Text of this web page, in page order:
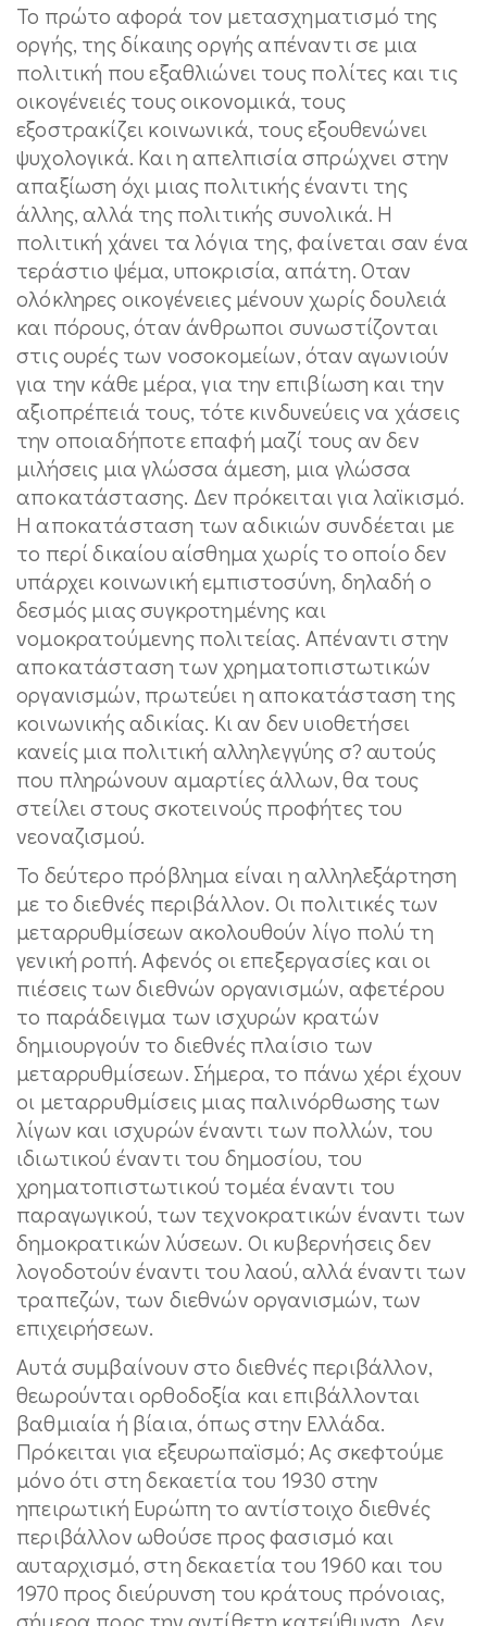
Το πρώτο αφορά τον μετασχηματισμό της
οργής, της δίκαιης οργής απέναντι σε μια
πολιτική που εξαθλιώνει τους πολίτες και τις
οικογένειές τους οικονομικά, τους
εξοστρακίζει κοινωνικά, τους εξουθενώνει
ψυχολογικά. Και η απελπισία σπρώχνει στην
απαξίωση όχι μιας πολιτικής έναντι της
άλλης, αλλά της πολιτικής συνολικά. Η
πολιτική χάνει τα λόγια της, φαίνεται σαν ένα
τεράστιο ψέμα, υποκρισία, απάτη. Οταν
ολόκληρες οικογένειες μένουν χωρίς δουλειά
και πόρους, όταν άνθρωποι συνωστίζονται
στις ουρές των νοσοκομείων, όταν αγωνιούν
για την κάθε μέρα, για την επιβίωση και την
αξιοπρέπειά τους, τότε κινδυνεύεις να χάσεις
την οποιαδήποτε επαφή μαζί τους αν δεν
μιλήσεις μια γλώσσα άμεση, μια γλώσσα
αποκατάστασης. Δεν πρόκειται για λαϊκισμό.
Η αποκατάσταση των αδικιών συνδέεται με
το περί δικαίου αίσθημα χωρίς το οποίο δεν
υπάρχει κοινωνική εμπιστοσύνη, δηλαδή ο
δεσμός μιας συγκροτημένης και
νομοκρατούμενης πολιτείας. Απέναντι στην
αποκατάσταση των χρηματοπιστωτικών
οργανισμών, πρωτεύει η αποκατάσταση της
κοινωνικής αδικίας. Κι αν δεν υιοθετήσει
κανείς μια πολιτική αλληλεγγύης σ? αυτούς
που πληρώνουν αμαρτίες άλλων, θα τους
στείλει στους σκοτεινούς προφήτες του
νεοναζισμού.
Το δεύτερο πρόβλημα είναι η αλληλεξάρτηση
με το διεθνές περιβάλλον. Οι πολιτικές των
μεταρρυθμίσεων ακολουθούν λίγο πολύ τη
γενική ροπή. Αφενός οι επεξεργασίες και οι
πιέσεις των διεθνών οργανισμών, αφετέρου
το παράδειγμα των ισχυρών κρατών
δημιουργούν το διεθνές πλαίσιο των
μεταρρυθμίσεων. Σήμερα, το πάνω χέρι έχουν
οι μεταρρυθμίσεις μιας παλινόρθωσης των
λίγων και ισχυρών έναντι των πολλών, του
ιδιωτικού έναντι του δημοσίου, του
χρηματοπιστωτικού τομέα έναντι του
παραγωγικού, των τεχνοκρατικών έναντι των
δημοκρατικών λύσεων. Οι κυβερνήσεις δεν
λογοδοτούν έναντι του λαού, αλλά έναντι των
τραπεζών, των διεθνών οργανισμών, των
επιχειρήσεων.
Αυτά συμβαίνουν στο διεθνές περιβάλλον,
θεωρούνται ορθοδοξία και επιβάλλονται
βαθμιαία ή βίαια, όπως στην Ελλάδα.
Πρόκειται για εξευρωπαϊσμό; Ας σκεφτούμε
μόνο ότι στη δεκαετία του 1930 στην
ηπειρωτική Ευρώπη το αντίστοιχο διεθνές
περιβάλλον ωθούσε προς φασισμό και
αυταρχισμό, στη δεκαετία του 1960 και του
1970 προς διεύρυνση του κράτους πρόνοιας,